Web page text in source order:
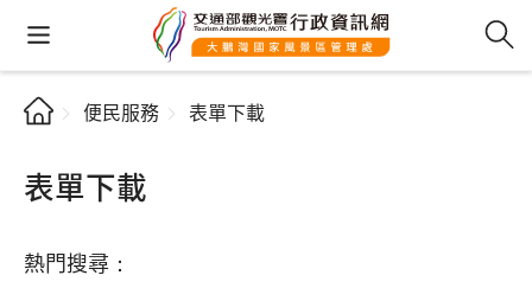
便民服務 表單下載
表單下載
熱門搜尋：